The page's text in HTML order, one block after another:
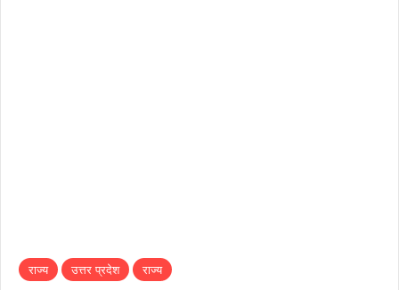
राज्य उत्तर प्रदेश राज्य